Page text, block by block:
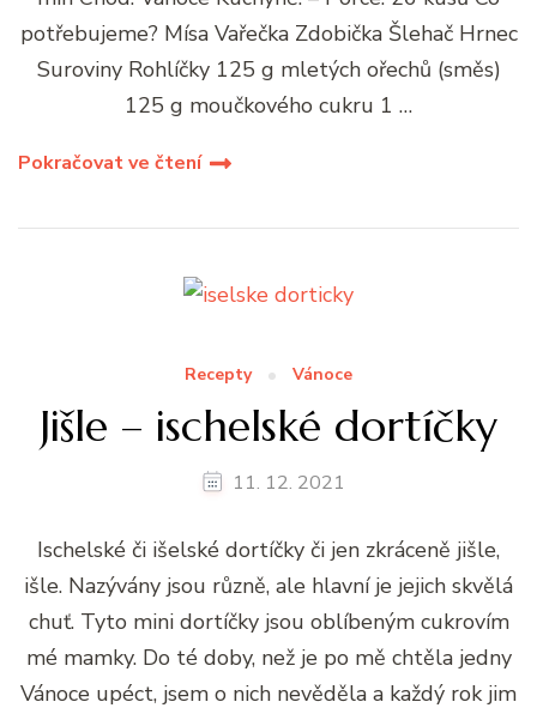
potřebujeme? Mísa Vařečka Zdobička Šlehač Hrnec
Suroviny Rohlíčky 125 g mletých ořechů (směs)
125 g moučkového cukru 1 …
Pokračovat ve čtení
Recepty Vánoce
Jišle – ischelské dortíčky
11. 12. 2021
Ischelské či išelské dortíčky či jen zkráceně jišle,
išle. Nazývány jsou různě, ale hlavní je jejich skvělá
chuť. Tyto mini dortíčky jsou oblíbeným cukrovím
mé mamky. Do té doby, než je po mě chtěla jedny
Vánoce upéct, jsem o nich nevěděla a každý rok jim